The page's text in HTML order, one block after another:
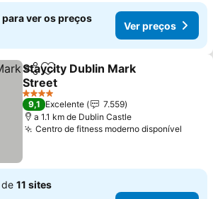
ver os preços
Ver preços
PartilharAdicionar aos favoritos
Staycity Dublin Mark
Street
Ver preços
4 Estrelas
9,1 Excelente
7.559
a 1.1 km de Dublin Castle
Centro de fitness moderno disponível
11 sites